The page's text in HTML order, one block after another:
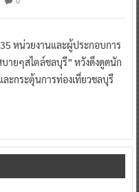
หน่วยงานและผู้ประกอบการ
ายๆสไตล์ชลบุรี” หวังดึงดูดนัก
ละกระตุ้นการท่องเที่ยวชลบุรี